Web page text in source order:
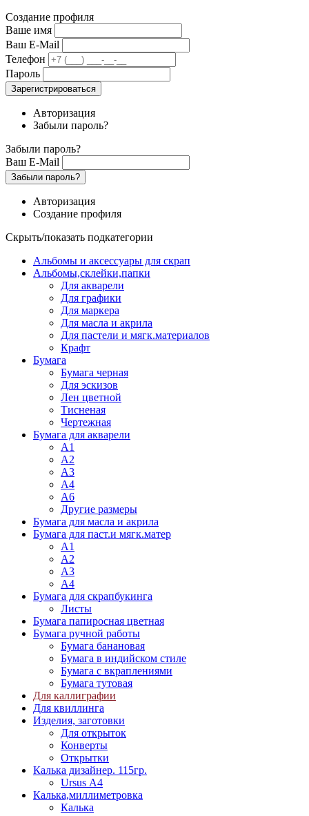
Создание профиля
Ваше имя
Ваш E-Mail
Телефон
Пароль
Зарегистрироваться
Авторизация
Забыли пароль?
Забыли пароль?
Ваш E-Mail
Забыли пароль?
Авторизация
Создание профиля
Скрыть/показать подкатегории
Альбомы и аксессуары для скрап
Альбомы,склейки,папки
Для акварели
Для графики
Для маркера
Для масла и акрила
Для пастели и мягк.материалов
Крафт
Бумага
Бумага черная
Для эскизов
Лен цветной
Тисненая
Чертежная
Бумага для акварели
А1
А2
А3
А4
А6
Другие размеры
Бумага для масла и акрила
Бумага для паст.и мягк.матер
А1
А2
А3
А4
Бумага для скрапбукинга
Листы
Бумага папиросная цветная
Бумага ручной работы
Бумага банановая
Бумага в индийском стиле
Бумага с вкраплениями
Бумага тутовая
Для каллиграфии
Для квиллинга
Изделия, заготовки
Для открыток
Конверты
Открытки
Калька дизайнер. 115гр.
Ursus А4
Калька,миллиметровка
Калька